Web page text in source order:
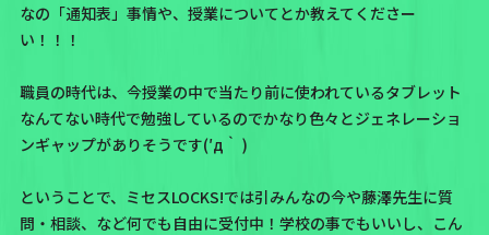
なの「通知表」事情や、授業についてとか教えてくださー
い！！！
職員の時代は、今授業の中で当たり前に使われているタブレット
なんてない時代で勉強しているのでかなり色々とジェネレーショ
ンギャップがありそうです(′д｀ )
ということで、ミセスLOCKS!では引みんなの今や藤澤先生に質
問・相談、など何でも自由に受付中！学校の事でもいいし、こん